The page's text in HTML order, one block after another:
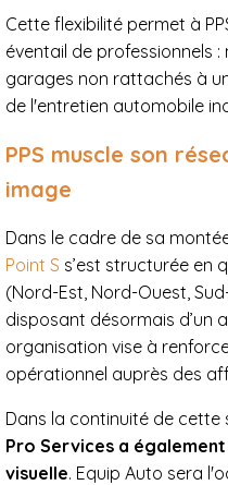
Cette flexibilité permet à
éventail de professionnels :
garages non rattachés à
de l'entretien automobile
PPS muscle son
image
Dans le cadre de sa
Point S s’est structurée en
(Nord-Est, Nord-Ouest,
disposant désormais d’un
organisation vise à
opérationnel auprès des
Dans la continuité de cette
Pro Services a
visuelle. Equip Auto sera